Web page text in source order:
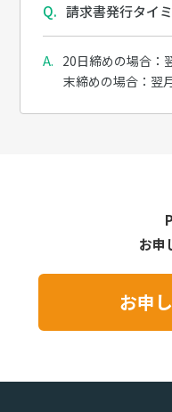
請求書発行タイ
20日締めの場合：
末締めの場合：翌
お申
お申